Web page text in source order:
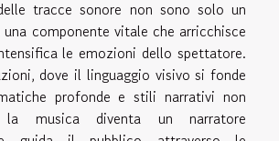
tracce sonore non sono solo un
componente vitale che arricchisce
le emozioni dello spettatore.
dove il linguaggio visivo si fonde
profonde e stili narrativi non
la musica diventa un narratore